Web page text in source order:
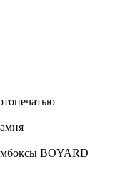
BOYARD